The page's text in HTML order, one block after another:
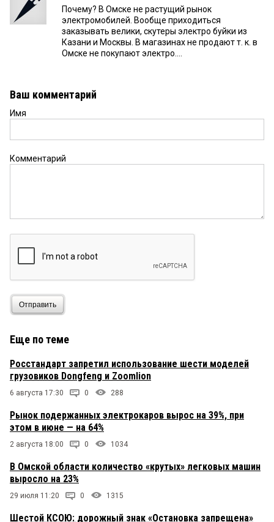
Почему? В Омске не растущий рынок
электромобилей. Вообще приходиться
заказывать велики, скутеры электро буйки из
Казани и Москвы. В магазинах не продают т. к. в
Омске не покупают электро....
Ваш комментарий
Имя
Комментарий
Отправить
Еще по теме
Росстандарт запретил использование шести моделей
грузовиков Dongfeng и Zoomlion
6 августа 17:30 0 288
Рынок подержанных электрокаров вырос на 39%, при
этом в июне — на 64%
2 августа 18:00 0 1034
В Омской области количество «крутых» легковых машин
выросло на 23%
29 июля 11:20 0 1315
Шестой КСОЮ: дорожный знак «Остановка запрещена»